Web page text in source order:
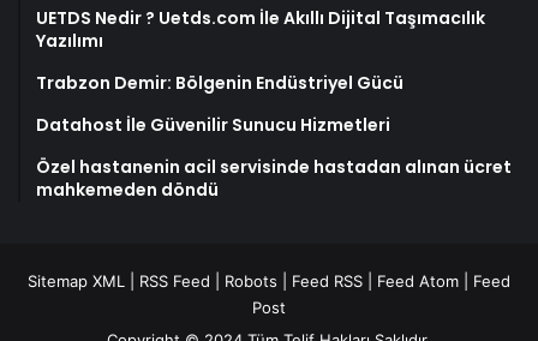
UETDS Nedir ? Uetds.com İle Akıllı Dijital Taşımacılık
Yazılımı
Trabzon Demir: Bölgenin Endüstriyel Gücü
Datahost İle Güvenilir Sunucu Hizmetleri
Özel hastanenin acil servisinde hastadan alınan ücret
mahkemeden döndü
Sitemap XML RSS Feed Robots Feed RSS Feed Atom
Feed
Post